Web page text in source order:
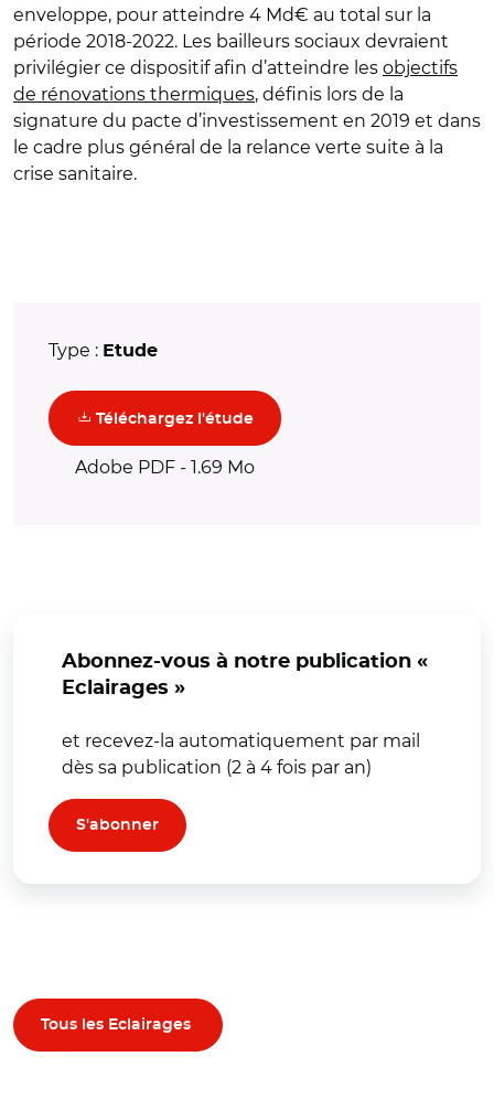
enveloppe, pour atteindre 4 Md€ au total sur la
période 2018-2022. Les bailleurs sociaux devraient
privilégier ce dispositif afin d’atteindre les objectifs
de rénovations thermiques, définis lors de la
signature du pacte d’investissement en 2019 et dans
le cadre plus général de la relance verte suite à la
crise sanitaire.
Type : Etude
Téléchargez l'étude(nouvelle fenêtre)
Adobe PDF - 1.69 Mo
Abonnez-vous à notre publication «
Eclairages »
et recevez-la automatiquement par mail
dès sa publication (2 à 4 fois par an)
S'abonner
Tous les Eclairages